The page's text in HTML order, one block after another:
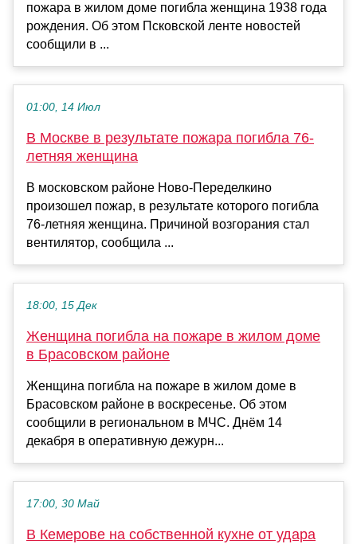
пожара в жилом доме погибла женщина 1938 года
рождения. Об этом Псковской ленте новостей
сообщили в ...
01:00, 14 Июл
В Москве в результате пожара погибла 76-
летняя женщина
В московском районе Ново-Переделкино
произошел пожар, в результате которого погибла
76-летняя женщина. Причиной возгорания стал
вентилятор, сообщила ...
18:00, 15 Дек
Женщина погибла на пожаре в жилом доме
в Брасовском районе
Женщина погибла на пожаре в жилом доме в
Брасовском районе в воскресенье. Об этом
сообщили в региональном в МЧС. Днём 14
декабря в оперативную дежурн...
17:00, 30 Май
В Кемерове на собственной кухне от удара